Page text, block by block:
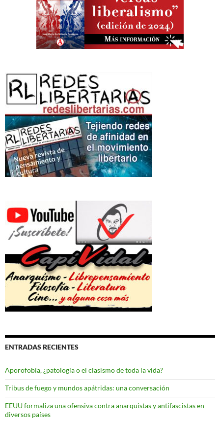
ENTRADAS RECIENTES
Aporofobia, ¿patología o el clasismo de toda la vida?
Tribus de fuego y mundos apátridas: una conversación
EEUU formaliza una ofensiva contra anarquistas y antifascistas en
diversos países